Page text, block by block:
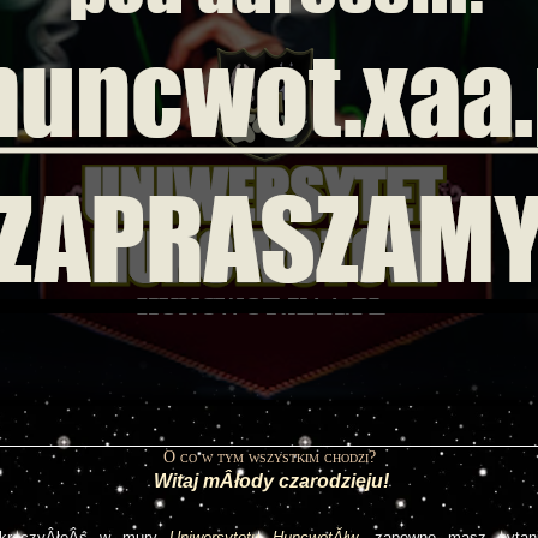
O co w tym wszystkim chodzi?
Witaj mÂłody czarodzieju!